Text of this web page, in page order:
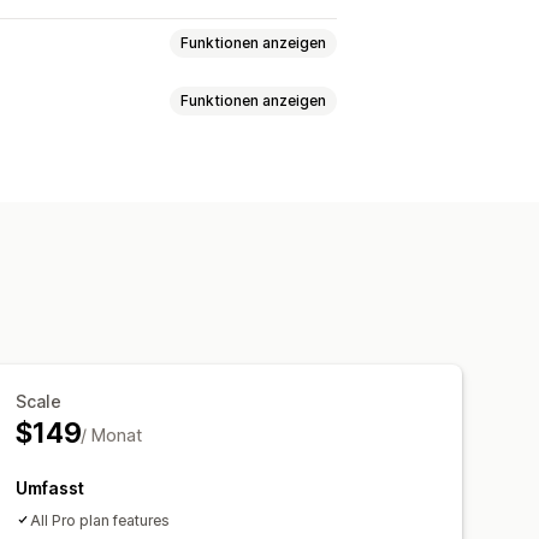
Funktionen anzeigen
Funktionen anzeigen
Scale
$149/ Monat
Umfasst
All Pro plan features